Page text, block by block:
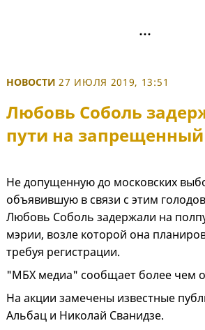
НОВОСТИ 27 ИЮЛЯ 2019, 13:51
Любовь Соболь
пути на
Не допущенную до московских
объявившую в связи с этим
Любовь Соболь задержали на
мэрии, возле которой она
требуя регистрации.
"МБХ медиа" сообщает более чем
На акции замечены известные
Альбац и Николай Сванидзе.